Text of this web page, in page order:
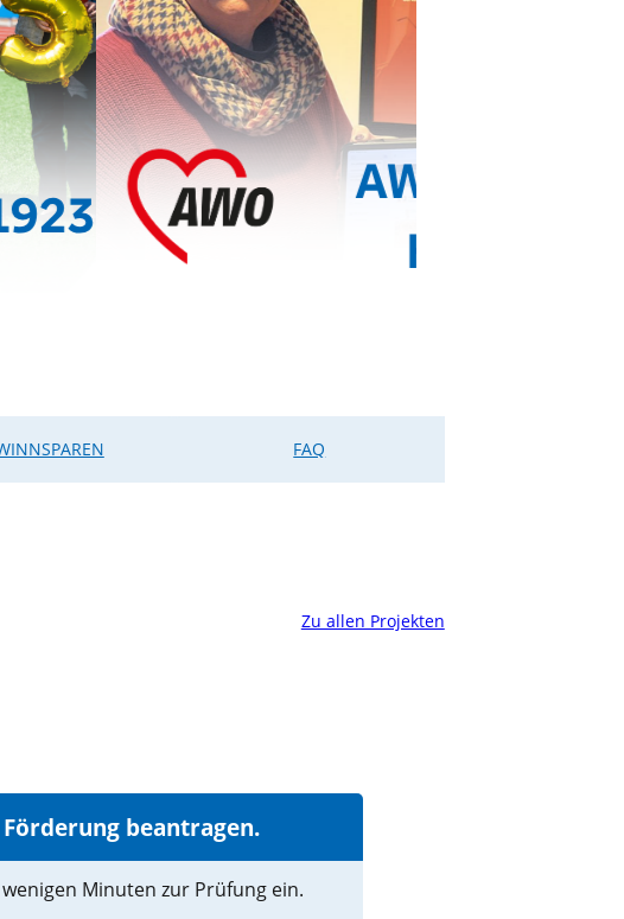
FAQ
Zu allen Projekten
beantragen.
Minuten zur Prüfung ein.